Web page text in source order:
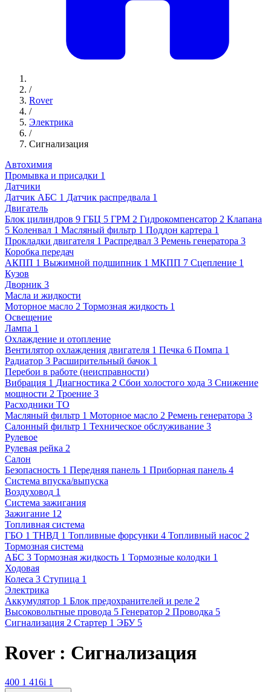
/
Rover
/
Электрика
/
Сигнализация
Автохимия
Промывка и присадки 1
Датчики
Датчик АБС 1 Датчик распредвала 1
Двигатель
Блок цилиндров 9 ГБЦ 5 ГРМ 2 Гидрокомпенсатор 2 Клапана
5 Коленвал 1 Масляный фильтр 1 Поддон картера 1
Прокладки двигателя 1 Распредвал 3 Ремень генератора 3
Коробка передач
АКПП 1 Выжимной подшипник 1 МКПП 7 Сцепление 1
Кузов
Дворник 3
Масла и жидкости
Моторное масло 2 Тормозная жидкость 1
Освещение
Лампа 1
Охлаждение и отопление
Вентилятор охлаждения двигателя 1 Печка 6 Помпа 1
Радиатор 3 Расширительный бачок 1
Перебои в работе (неисправности)
Вибрация 1 Диагностика 2 Сбои холостого хода 3 Снижение
мощности 2 Троение 3
Расходники ТО
Масляный фильтр 1 Моторное масло 2 Ремень генератора 3
Салонный фильтр 1 Техническое обслуживание 3
Рулевое
Рулевая рейка 2
Салон
Безопасность 1 Передняя панель 1 Приборная панель 4
Система впуска/выпуска
Воздуховод 1
Система зажигания
Зажигание 12
Топливная система
ГБО 1 ТНВД 1 Топливные форсунки 4 Топливный насос 2
Тормозная система
АБС 3 Тормозная жидкость 1 Тормозные колодки 1
Ходовая
Колеса 3 Ступица 1
Электрика
Аккумулятор 1 Блок предохранителей и реле 2
Высоковольтные провода 5 Генератор 2 Проводка 5
Сигнализация 2 Стартер 1 ЭБУ 5
Rover : Сигнализация
400 1 416i 1